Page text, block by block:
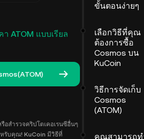
ATOM แบบเรียล
อสำรวจคริปโตเคอเรนซีอื่นๆ
รับคุณ! KuCoin มีวิธีที่
ขั้นตอนง่ายๆ
เลือกวิธีที่คุณ
ต้องการซื้อ
Cosmos บน
KuCoin
วิธีการจัดเก็บ
Cosmos
(ATOM)
คุณสามารถท